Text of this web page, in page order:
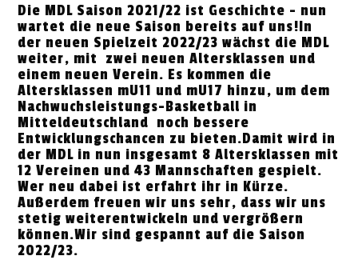
Die MDL Saison 2021/22 ist Geschichte - nun
wartet die neue Saison bereits auf uns!In
der neuen Spielzeit 2022/23 wächst die MDL
weiter, mit zwei neuen Altersklassen und
einem neuen Verein. Es kommen die
Altersklassen mU11 und mU17 hinzu, um dem
Nachwuchsleistungs-Basketball in
Mitteldeutschland noch bessere
Entwicklungschancen zu bieten.Damit wird in
der MDL in nun insgesamt 8 Altersklassen mit
12 Vereinen und 43 Mannschaften gespielt.
Wer neu dabei ist erfahrt ihr in Kürze.
Außerdem freuen wir uns sehr, dass wir uns
stetig weiterentwickeln und vergrößern
können.Wir sind gespannt auf die Saison
2022/23.